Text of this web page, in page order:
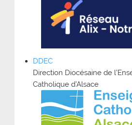
DDEC
Direction Diocésaine de
Catholique d’Alsace